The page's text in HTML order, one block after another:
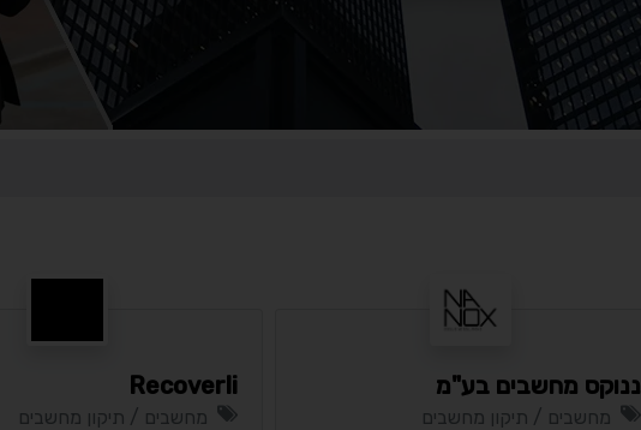
ננוקס מחשבים בע"מ
מחשבים / תיקון מחשבים
Recoverli
מחשבים / תיקון מחשבים